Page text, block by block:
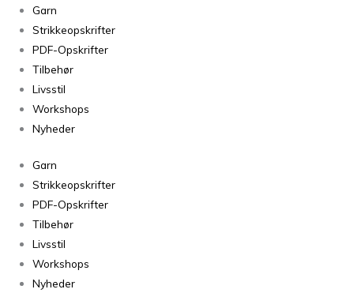
Garn
Strikkeopskrifter
PDF-Opskrifter
Tilbehør
Livsstil
Workshops
Nyheder
Garn
Strikkeopskrifter
PDF-Opskrifter
Tilbehør
Livsstil
Workshops
Nyheder
Strikkepinde
Spisepinde
antal